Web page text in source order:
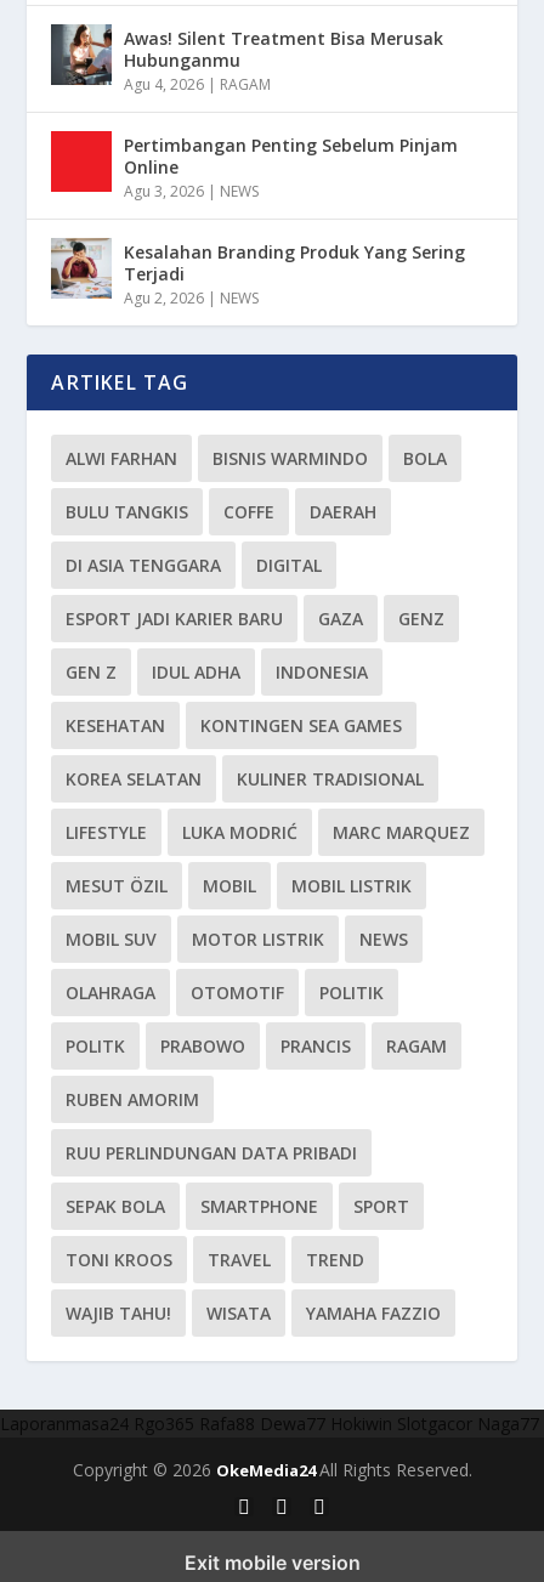
Awas! Silent Treatment Bisa Merusak
Hubunganmu
Agu 4, 2026 | RAGAM
Pertimbangan Penting Sebelum Pinjam
Online
Agu 3, 2026 | NEWS
Kesalahan Branding Produk Yang Sering
Terjadi
Agu 2, 2026 | NEWS
ARTIKEL TAG
ALWI FARHAN BISNIS WARMINDO BOLA
BULU TANGKIS COFFE DAERAH
DI ASIA TENGGARA DIGITAL
ESPORT JADI KARIER BARU GAZA GENZ
GEN Z IDUL ADHA INDONESIA
KESEHATAN KONTINGEN SEA GAMES
KOREA SELATAN KULINER TRADISIONAL
LIFESTYLE LUKA MODRIĆ MARC MARQUEZ
MESUT ÖZIL MOBIL MOBIL LISTRIK
MOBIL SUV MOTOR LISTRIK NEWS
OLAHRAGA OTOMOTIF POLITIK
POLITK PRABOWO PRANCIS RAGAM
RUBEN AMORIM
RUU PERLINDUNGAN DATA PRIBADI
SEPAK BOLA SMARTPHONE SPORT
TONI KROOS TRAVEL TREND
WAJIB TAHU! WISATA YAMAHA FAZZIO
Laporanmasa24 Rgo365 Rafa88 Dewa77 Hokiwin Slotgacor Naga77
Copyright © 2026 OkeMedia24All Rights Reserved.
Exit mobile version